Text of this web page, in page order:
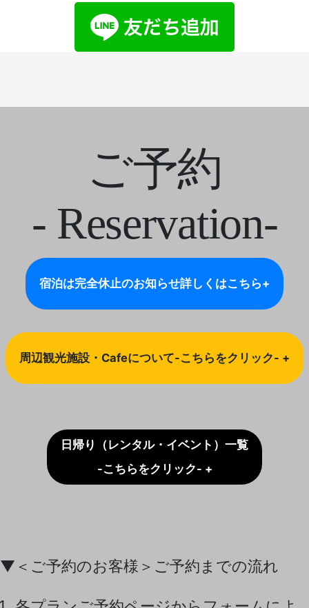
ご予約
- Reservation-
宿泊は完全休止のお知らせ詳しくはこちら+
周辺観光施設・Cafeについて-こちらをクリック- +
日帰り（レンタル・イベント）一覧
-こちらをクリック- +
▼＜ご予約のお客様＞ご予約までの流れ